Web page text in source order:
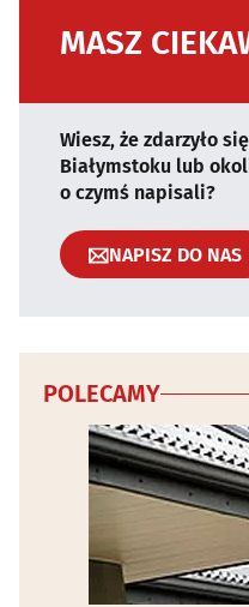
MASZ
Wiesz, że zdarzyło
Białymstoku lub
o czymś napisali?
NAPISZ DO NAS
POLECAMY